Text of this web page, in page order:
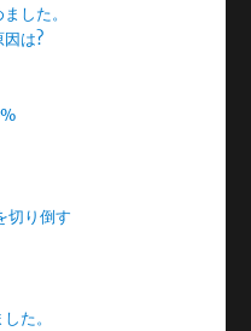
した。
因は?
切り倒す
た。